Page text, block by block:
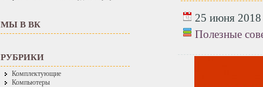
МЫ В ВК
РУБРИКИ
Комплектующие
Компьютеры
25 июня 2018
Полезные